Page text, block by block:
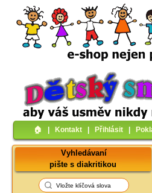
🏠︎ Kontakt Přihlásit
Vyhledávaní
pište s diakritikou